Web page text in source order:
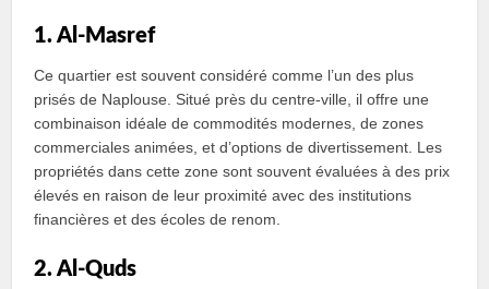
1. Al-Masref
Ce quartier est souvent considéré comme l’un des plus
prisés de Naplouse. Situé près du centre-ville, il offre une
combinaison idéale de commodités modernes, de zones
commerciales animées, et d’options de divertissement. Les
propriétés dans cette zone sont souvent évaluées à des prix
élevés en raison de leur proximité avec des institutions
financières et des écoles de renom.
2. Al-Quds